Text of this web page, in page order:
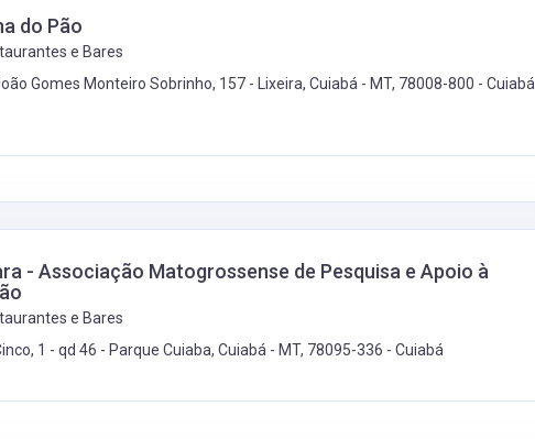
do Pão
e Bares
Gomes Monteiro Sobrinho, 157 - Lixeira, Cuiabá - MT, 78008-800 -Cuiabá
- Associação Matogrossense de Pesquisa e Apoio à
e Bares
1 - qd 46 - Parque Cuiaba, Cuiabá - MT, 78095-336 -Cuiabá